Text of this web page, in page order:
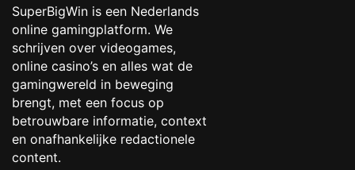
SuperBigWin is een Nederlands
online gamingplatform. We
schrijven over videogames,
online casino’s en alles wat de
gamingwereld in beweging
brengt, met een focus op
betrouwbare informatie, context
en onafhankelijke redactionele
content.